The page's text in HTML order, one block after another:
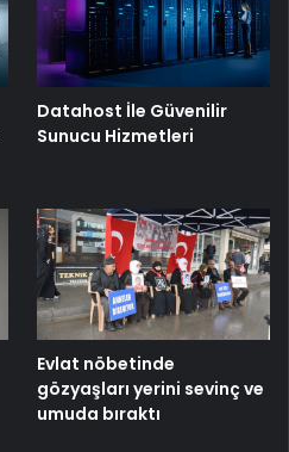
Datahost İle Güvenilir
Sunucu Hizmetleri
Evlat nöbetinde
gözyaşları yerini sevinç ve
umuda bıraktı